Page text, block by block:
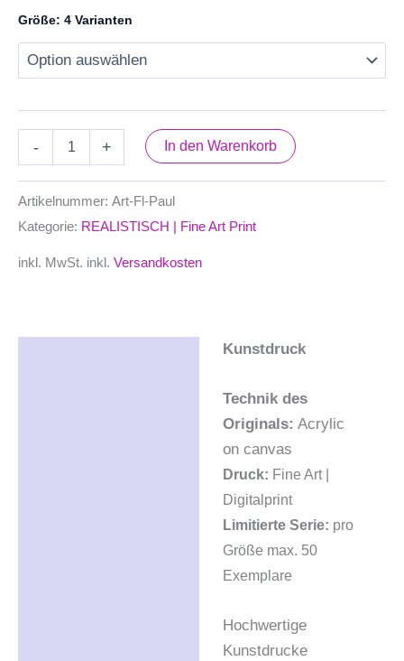
Größe: 4 Varianten
- + In den Warenkorb
Artikelnummer: Art-Fl-Paul
Kategorie: REALISTISCH | Fine Art Print
inkl. MwSt. inkl. Versandkosten
Kunstdruck
Technik des
Originals: Acrylic
on canvas
Druck: Fine Art |
Digitalprint
Limitierte Serie: pro
Größe max. 50
Exemplare
Hochwertige
Kunstdrucke